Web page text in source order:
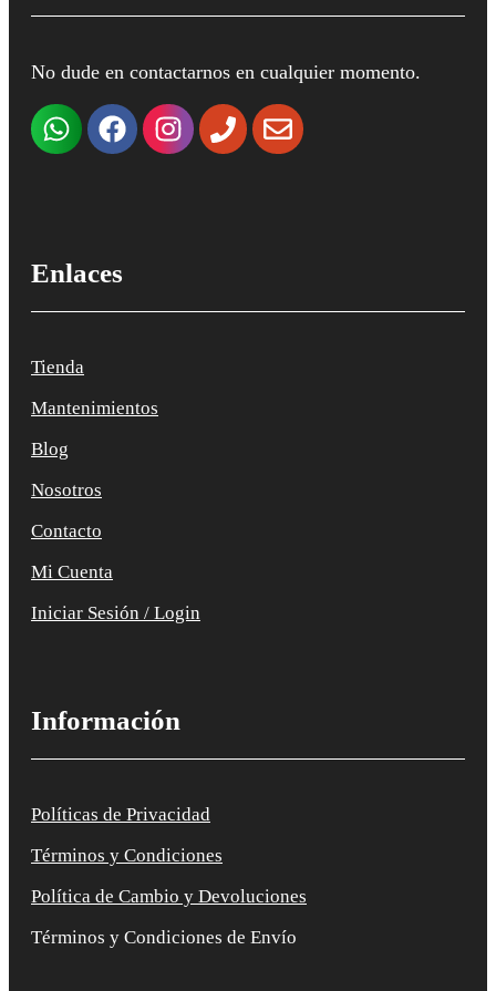
No dude en contactarnos en cualquier momento.
Enlaces
Tienda
Mantenimientos
Blog
Nosotros
Contacto
Mi Cuenta
Iniciar Sesión / Login
Información
Políticas de Privacidad
Términos y Condiciones
Política de Cambio y Devoluciones
Términos y Condiciones de Envío